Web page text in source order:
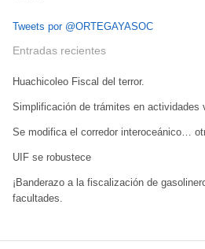
Tweets por @ORTEGAYASOC
Entradas recientes
Huachicoleo Fiscal del terror.
Simplificación de trámites en actividades
Se modifica el corredor interoceánico…
UIF se robustece
¡Banderazo a la fiscalización de
facultades.